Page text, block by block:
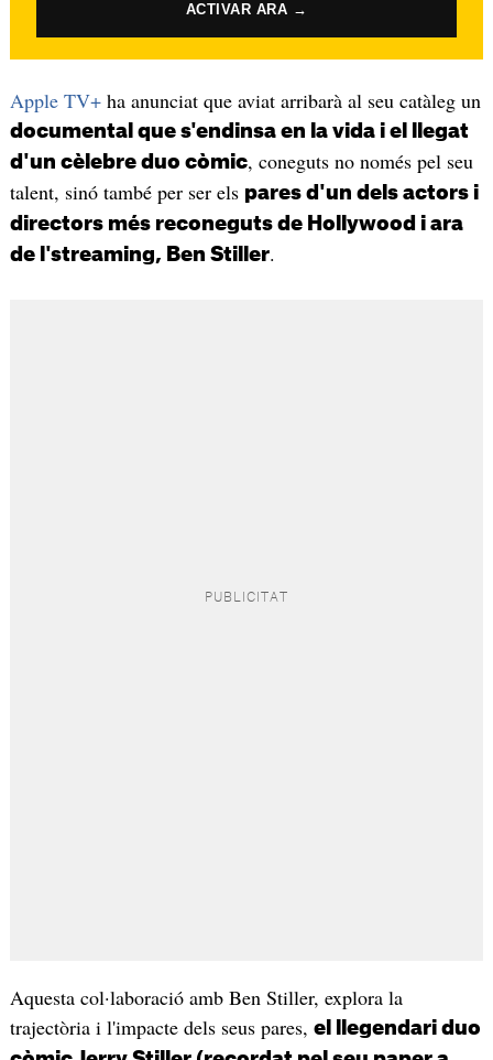
ACTIVAR ARA →
Apple TV+ha anunciat que aviat arribarà al seu catàleg un
documental que s'endinsa en la vida i el llegat
d'un cèlebre duo còmic, coneguts no només pel seu
talent, sinó també per ser els pares d'un dels actors i
directors més reconeguts de Hollywood i ara
de l'streaming, Ben Stiller.
Aquesta col·laboració amb Ben Stiller, explora la
trajectòria i l'impacte dels seus pares, el llegendari duo